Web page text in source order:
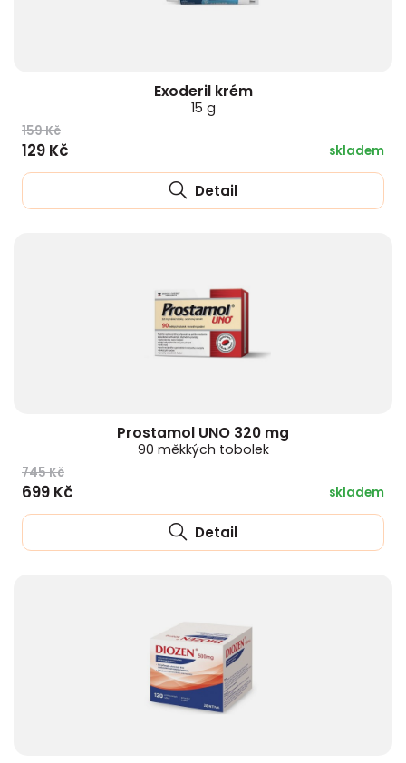
Exoderil krém
15 g
159 Kč
129 Kč skladem
Detail
Prostamol UNO 320 mg
90 měkkých tobolek
745 Kč
699 Kč skladem
Detail